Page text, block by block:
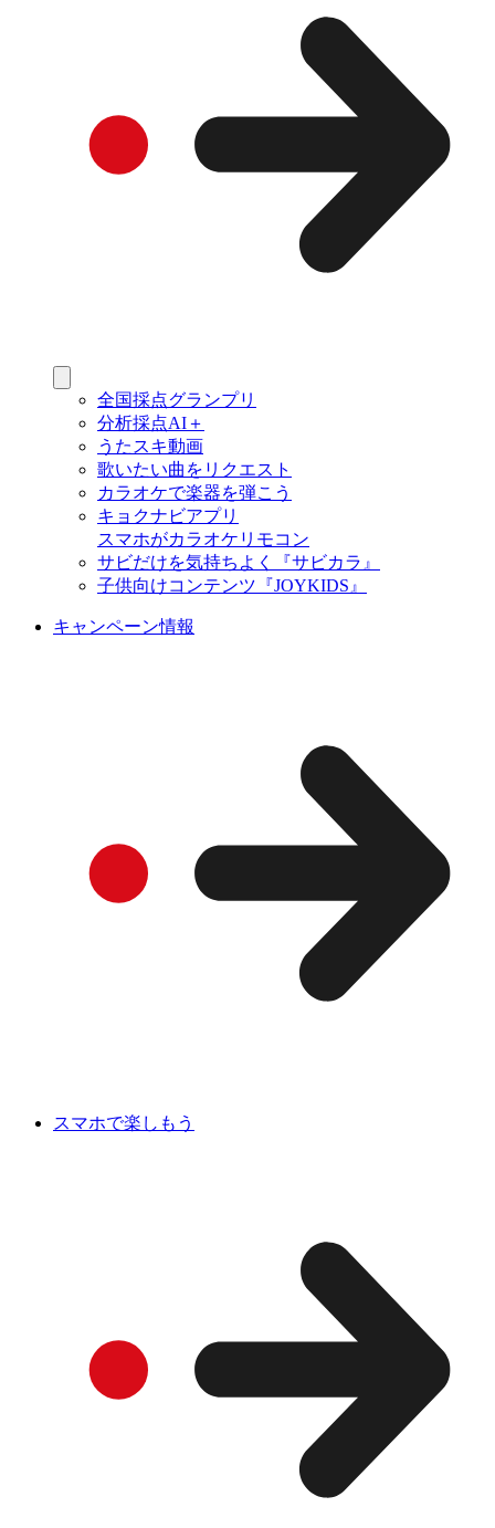
全国採点グランプリ
分析採点AI＋
うたスキ動画
歌いたい曲をリクエスト
カラオケで楽器を弾こう
キョクナビアプリ
スマホがカラオケリモコン
サビだけを気持ちよく『サビカラ』
子供向けコンテンツ『JOYKIDS』
キャンペーン情報
スマホで楽しもう